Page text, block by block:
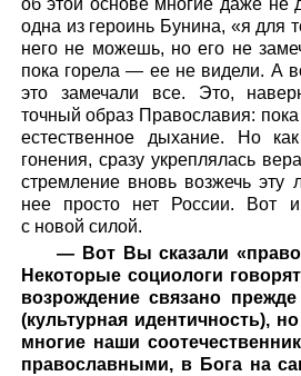
одна из героинь Бунина, «я для
него не можешь, но его не
пока горела — ее не видели. А
это замечали все. Это,
точный образ Православия:
естественное дыхание. Но
гонения, сразу укреплялась
стремление вновь возжечь эту
нее просто нет России. Вот
с новой силой.
— Вот Вы сказали
Некоторые социологи
возрождение связано
(культурная идентичность),
многие наши
православными, в Бога на